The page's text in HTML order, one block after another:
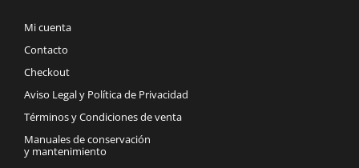
Mi cuenta
Contacto
Checkout
Aviso Legal y Política de Privacidad
Términos y Condiciones de venta
Manuales de conservación
y mantenimiento